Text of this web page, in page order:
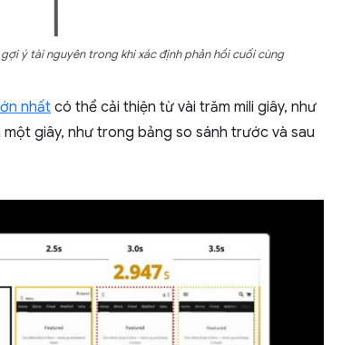
ý tài nguyên trong khi xác định phản hồi cuối cùng
nhất có thể cải thiện từ vài trăm mili giây, như
giây, như trong bảng so sánh trước và sau